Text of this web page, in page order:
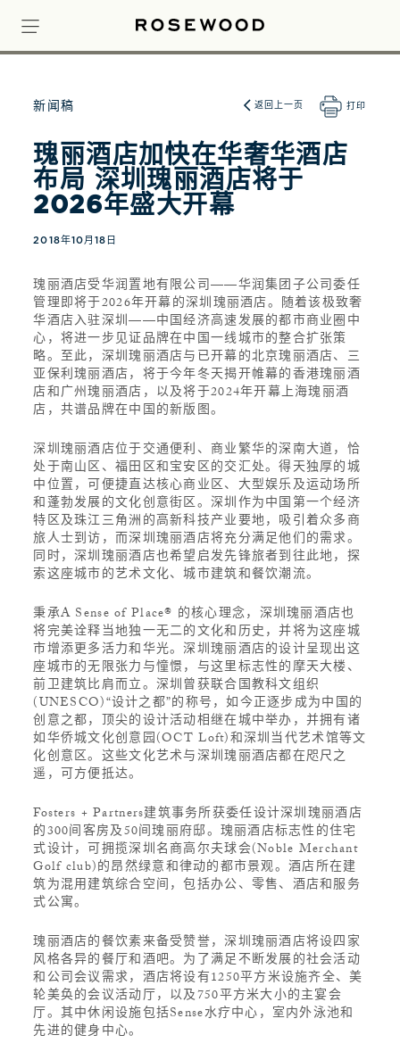
新闻稿 返回上一页 打印
瑰丽酒店加快在华奢华酒店
布局 深圳瑰丽酒店将于
2026年盛大开幕
2018年10月18日
瑰丽酒店受华润置地有限公司——华润集团子公司委任
管理即将于2026年开幕的深圳瑰丽酒店。随着该极致奢
华酒店入驻深圳——中国经济高速发展的都市商业圈中
心，将进一步见证品牌在中国一线城市的整合扩张策
略。至此，深圳瑰丽酒店与已开幕的北京瑰丽酒店、三
亚保利瑰丽酒店，将于今年冬天揭开帷幕的香港瑰丽酒
店和广州瑰丽酒店，以及将于2024年开幕上海瑰丽酒
店，共谱品牌在中国的新版图。
深圳瑰丽酒店位于交通便利、商业繁华的深南大道，恰
处于南山区、福田区和宝安区的交汇处。得天独厚的城
中位置，可便捷直达核心商业区、大型娱乐及运动场所
和蓬勃发展的文化创意街区。深圳作为中国第一个经济
特区及珠江三角洲的高新科技产业要地，吸引着众多商
旅人士到访，而深圳瑰丽酒店将充分满足他们的需求。
同时，深圳瑰丽酒店也希望启发先锋旅者到往此地，探
索这座城市的艺术文化、城市建筑和餐饮潮流。
秉承A Sense of Place® 的核心理念，深圳瑰丽酒店也
将完美诠释当地独一无二的文化和历史，并将为这座城
市增添更多活力和华光。深圳瑰丽酒店的设计呈现出这
座城市的无限张力与憧憬，与这里标志性的摩天大楼、
前卫建筑比肩而立。深圳曾获联合国教科文组织
(UNESCO)“设计之都”的称号，如今正逐步成为中国的
创意之都，顶尖的设计活动相继在城中举办，并拥有诸
如华侨城文化创意园(OCT Loft)和深圳当代艺术馆等文
化创意区。这些文化艺术与深圳瑰丽酒店都在咫尺之
遥，可方便抵达。
Fosters + Partners建筑事务所获委任设计深圳瑰丽酒店
的300间客房及50间瑰丽府邸。瑰丽酒店标志性的住宅
式设计，可拥揽深圳名商高尔夫球会(Noble Merchant
Golf club)的昂然绿意和律动的都市景观。酒店所在建
筑为混用建筑综合空间，包括办公、零售、酒店和服务
式公寓。
瑰丽酒店的餐饮素来备受赞誉，深圳瑰丽酒店将设四家
风格各异的餐厅和酒吧。为了满足不断发展的社会活动
和公司会议需求，酒店将设有1250平方米设施齐全、美
轮美奂的会议活动厅，以及750平方米大小的主宴会
厅。其中休闲设施包括Sense水疗中心，室内外泳池和
先进的健身中心。